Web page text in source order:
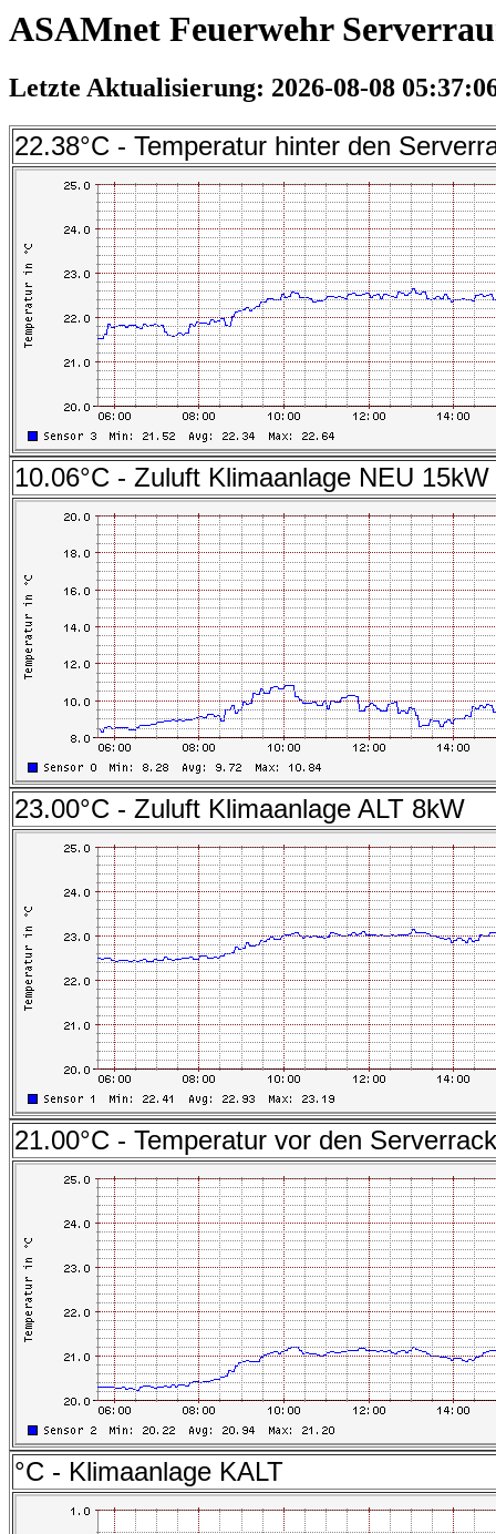
ASAMnet Feuerwehr
Letzte Aktualisierung: 2026-08-08
22.38°C - Temperatur hinter den
10.06°C - Zuluft Klimaanlage NEU 15kW
23.00°C - Zuluft Klimaanlage ALT 8kW
21.00°C - Temperatur vor den
°C - Klimaanlage KALT